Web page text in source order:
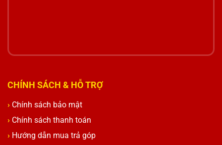
CHÍNH SÁCH & HỖ TRỢ
Chính sách bảo mật
Chính sách thanh toán
Hướng dẫn mua trả góp